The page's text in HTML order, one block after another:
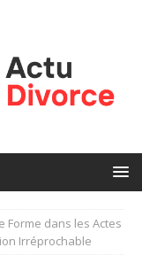
Forme dans les Actes
Irréprochable